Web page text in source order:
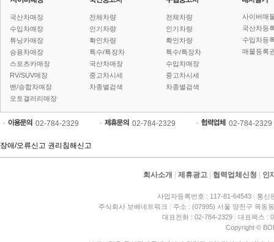
국산차매장
수입차매장
튜닝카매장
승용차매장
스포츠카매장
RV/SUV매장
밴/승합차매장
오토갤러리매장
전체차량
인기차량
확인차량
특수/특장차
국산차매장
중고차시세
차종별검색
전체차량
인기차량
확인차량
특수/특장차
수입차매장
중고차시세
차종별검색
사이버매
국산차등
수입차등
매물등록
02-784-2329 02-784-2329 02-784-2329
장애/오류신고 권리침해신고
회사소개 제휴광고 협력업체신청 인
사업자등록번호 : 117-81-64543 | 통신
주식회사 보배네트워크 | 주소 : (07995) 서울 양천구 목동
대표전화 : 02-784-2329 | 대표팩스 :
Copyright ©